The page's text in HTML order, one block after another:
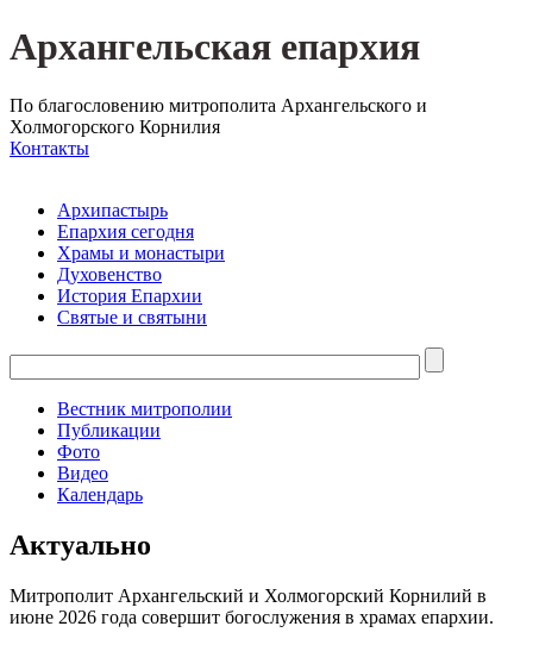
Архангельская епархия
По благословению митрополита Архангельского и
Холмогорского Корнилия
Контакты
Архипастырь
Епархия сегодня
Храмы и монастыри
Духовенство
История Епархии
Святые и святыни
Вестник митрополии
Публикации
Фото
Видео
Календарь
Актуально
Митрополит Архангельский и Холмогорский Корнилий в
июне 2026 года совершит богослужения в храмах епархии.